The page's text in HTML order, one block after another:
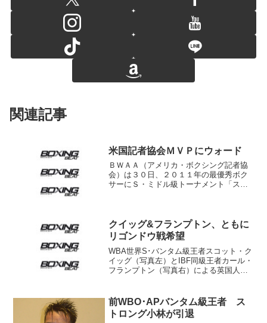
関連記事
米国記者協会ＭＶＰにウォード
ＢＷＡＡ（アメリカ・ボクシング記者協
会）は３０日、２０１１年の最優秀ボク
サーにＳ・ミドル級トーナメント「スー
ード（米、２７歳）を選出...
クイッグ&フランプトン、ともに
リゴンドウ戦希望
WBA世界S･バンタム級王者スコット・ク
イッグ（写真左）とIBF同級王者カール・
フランプトン（写真右）による英国人同
は、WBAが同級休養王者となったギジェ
ルモ・リゴンドウ...
前WBO･APバンタム級王者 ス
トロング小林が引退